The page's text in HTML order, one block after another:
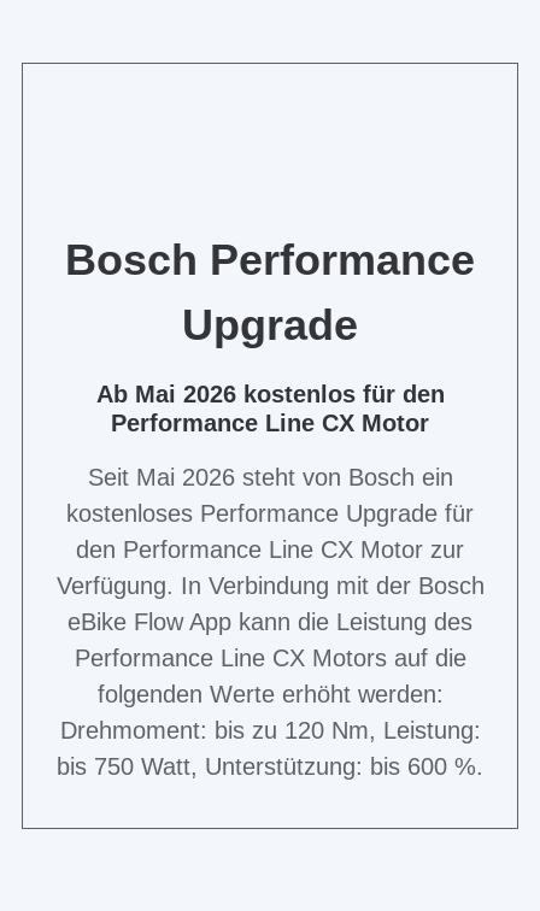
Bosch Performance
Upgrade
Ab Mai 2026 kostenlos für den
Performance Line CX Motor
Seit Mai 2026 steht von Bosch ein
kostenloses Performance Upgrade für
den Performance Line CX Motor zur
Verfügung. In Verbindung mit der Bosch
eBike Flow App kann die Leistung des
Performance Line CX Motors auf die
folgenden Werte erhöht werden:
Drehmoment: bis zu 120 Nm, Leistung:
bis 750 Watt, Unterstützung: bis 600 %.